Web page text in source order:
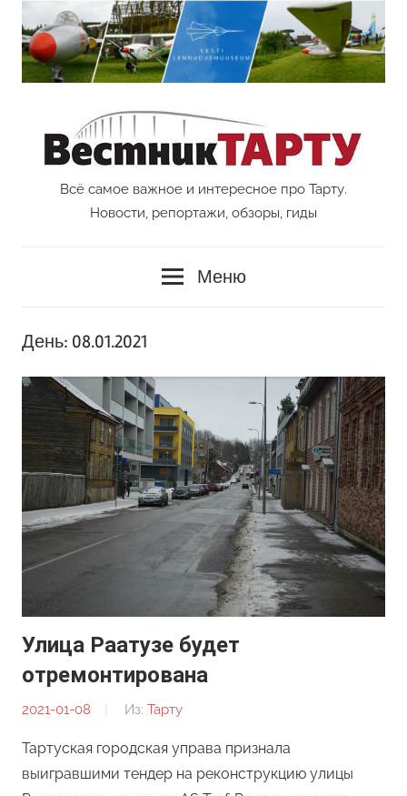
Перейти
содержимому
Vestnik
Всё самое важное и интересное про Тарту.
Новости, репортажи, обзоры, гиды
Меню
День: 08.01.2021
Улица Раатузе будет
отремонтирована
2021-01-08
От:
Из: Тарту
Тартуская городская управа признала
выигравшими тендер на реконструкцию улицы